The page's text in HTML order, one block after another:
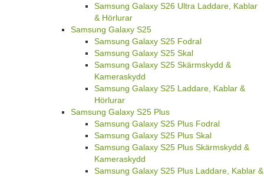
Samsung Galaxy S26 Ultra Laddare, Kablar
& Hörlurar
Samsung Galaxy S25
Samsung Galaxy S25 Fodral
Samsung Galaxy S25 Skal
Samsung Galaxy S25 Skärmskydd &
Kameraskydd
Samsung Galaxy S25 Laddare, Kablar &
Hörlurar
Samsung Galaxy S25 Plus
Samsung Galaxy S25 Plus Fodral
Samsung Galaxy S25 Plus Skal
Samsung Galaxy S25 Plus Skärmskydd &
Kameraskydd
Samsung Galaxy S25 Plus Laddare, Kablar &